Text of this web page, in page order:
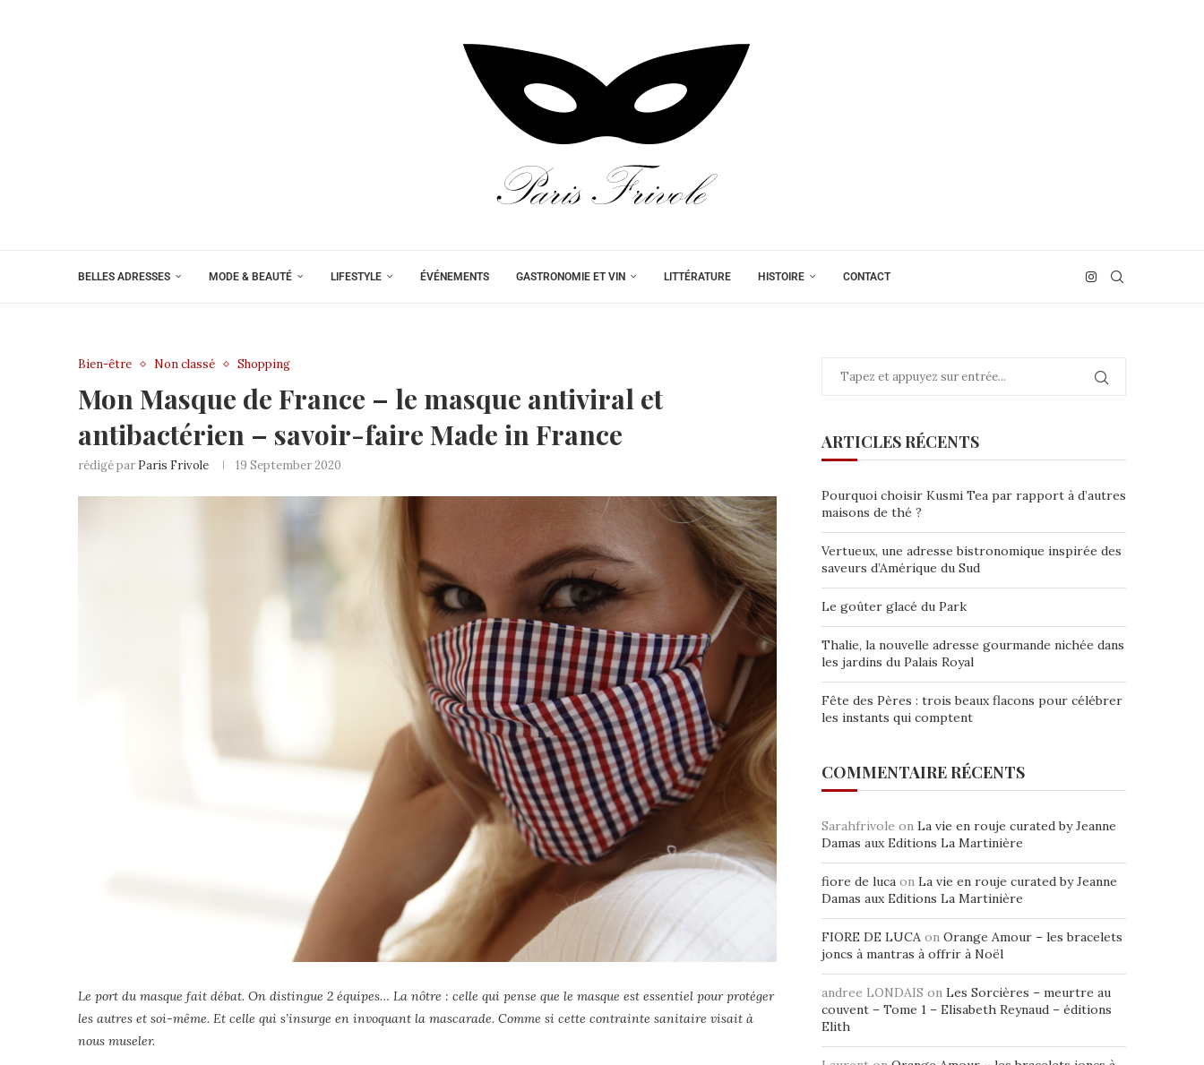
BELLES ADRESSES MODE & BEAUTÉ LIFESTYLE ÉVÉNEMENTS GASTRONOMIE ET VIN LITTÉRATURE HISTOIRE CONTACT
Bien-être Non classé Shopping
Mon Masque de France – le masque antiviral et
antibactérien – savoir-faire Made in France
rédigé par Paris Frivole 19 September 2020
Le port du masque fait débat. On distingue 2 équipes… La nôtre : celle qui pense que le masque est essentiel pour protéger
les autres et soi-même. Et celle qui s’insurge en invoquant la mascarade. Comme si cette contrainte sanitaire visait à
nous museler.
ARTICLES RÉCENTS
Pourquoi choisir Kusmi Tea par rapport à d’autres
maisons de thé ?
Vertueux, une adresse bistronomique inspirée des
saveurs d’Amérique du Sud
Le goûter glacé du Park
Thalie, la nouvelle adresse gourmande nichée dans
les jardins du Palais Royal
Fête des Pères : trois beaux flacons pour célébrer
les instants qui comptent
COMMENTAIRE RÉCENTS
Sarahfrivole on La vie en rouje curated by Jeanne
Damas aux Editions La Martinière
fiore de luca on La vie en rouje curated by Jeanne
Damas aux Editions La Martinière
FIORE DE LUCA on Orange Amour – les bracelets
joncs à mantras à offrir à Noël
andree LONDAIS on Les Sorcières – meurtre au
couvent – Tome 1 – Elisabeth Reynaud – éditions
Elith